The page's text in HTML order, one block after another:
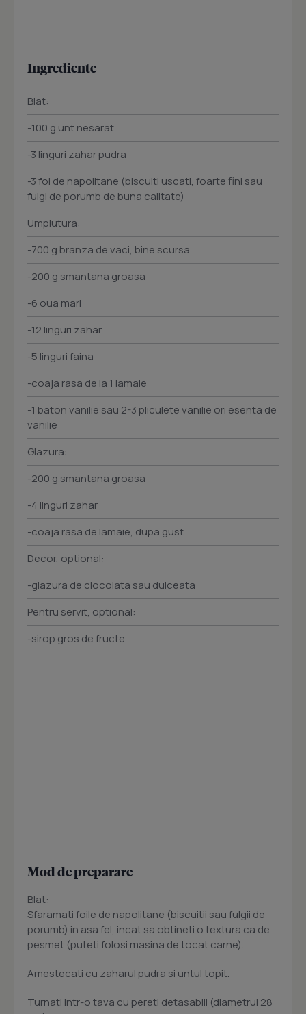
Ingrediente
Blat:
-100 g unt nesarat
-3 linguri zahar pudra
-3 foi de napolitane (biscuiti uscati, foarte fini sau
fulgi de porumb de buna calitate)
Umplutura:
-700 g branza de vaci, bine scursa
-200 g smantana groasa
-6 oua mari
-12 linguri zahar
-5 linguri faina
-coaja rasa de la 1 lamaie
-1 baton vanilie sau 2-3 pliculete vanilie ori esenta de
vanilie
Glazura:
-200 g smantana groasa
-4 linguri zahar
-coaja rasa de lamaie, dupa gust
Decor, optional:
-glazura de ciocolata sau dulceata
Pentru servit, optional:
-sirop gros de fructe
Mod de preparare
Blat:
Sfaramati foile de napolitane (biscuitii sau fulgii de
porumb) in asa fel, incat sa obtineti o textura ca de
pesmet (puteti folosi masina de tocat carne).
Amestecati cu zaharul pudra si untul topit.
Turnati intr-o tava cu pereti detasabili (diametrul 28